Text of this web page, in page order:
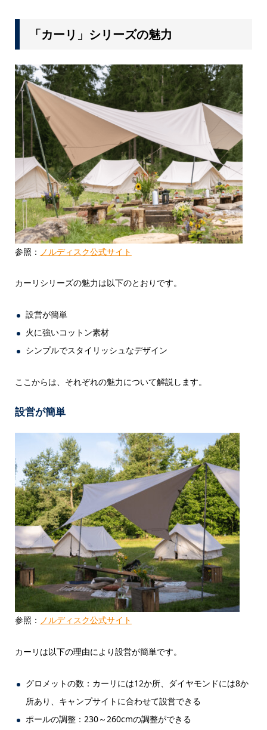
「カーリ」シリーズの魅力
参照： ノルディスク公式サイト
カーリシリーズの魅力は以下のとおりです。
設営が簡単
火に強いコットン素材
シンプルでスタイリッシュなデザイン
ここからは、それぞれの魅力について解説します。
設営が簡単
参照： ノルディスク公式サイト
カーリは以下の理由により設営が簡単です。
グロメットの数：カーリには12か所、ダイヤモンドには8か
所あり、キャンプサイトに合わせて設営できる
ポールの調整：230～260cmの調整ができる